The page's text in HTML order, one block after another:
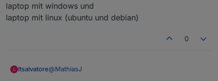
laptop mit windows und
laptop mit linux (ubuntu und debian)
0
L ltsalvatore@MathiasJ